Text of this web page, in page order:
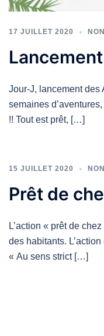
17 JUILLET 2020
Jour-J, lancement des
semaines
!! Tout est prêt, […]
15 JUILLET 2020
Prêt de
L’action « prêt de
des habitants.
« Au sens strict […]